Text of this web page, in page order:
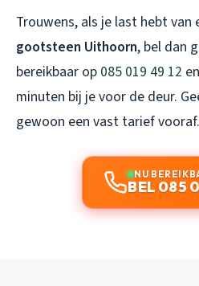
Trouwens, als je last hebt van
gootsteen Uithoorn, bel dan
bereikbaar op 085 019 49 12
minuten bij je voor de deur.
gewoon een vast tarief vooraf.
NU
BEL 085